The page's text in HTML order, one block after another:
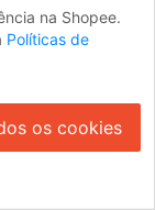
na Shopee.
Políticas de
os cookies